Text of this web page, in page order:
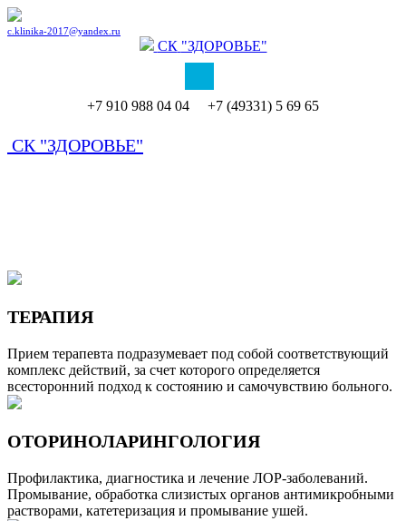
c.klinika-2017@yandex.ru
СК "ЗДОРОВЬЕ"
+7 910 988 04 04 +7 (49331) 5 69 65
СК "ЗДОРОВЬЕ"
ТЕРАПИЯ
Прием терапевта подразумевает под собой соответствующий
комплекс действий, за счет которого определяется
всесторонний подход к состоянию и самочувствию больного.
ОТОРИНОЛАРИНГОЛОГИЯ
Профилактика, диагностика и лечение ЛОР-заболеваний.
Промывание, обработка слизистых органов антимикробными
растворами, катетеризация и промывание ушей.